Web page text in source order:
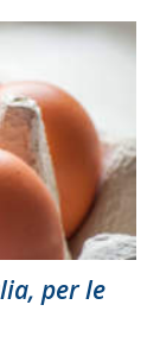
per le